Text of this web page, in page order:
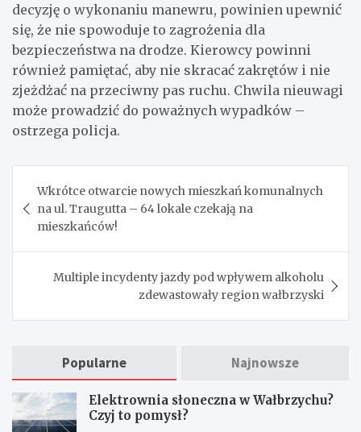
decyzję o wykonaniu manewru, powinien upewnić
się, że nie spowoduje to zagrożenia dla
bezpieczeństwa na drodze. Kierowcy powinni
również pamiętać, aby nie skracać zakrętów i nie
zjeżdżać na przeciwny pas ruchu. Chwila nieuwagi
może prowadzić do poważnych wypadków –
ostrzega policja.
wpisu
Wkrótce otwarcie nowych mieszkań komunalnych
na ul. Traugutta – 64 lokale czekają na
mieszkańców!
Multiple incydenty jazdy pod wpływem alkoholu
zdewastowały region wałbrzyski
Popularne Najnowsze
Elektrownia słoneczna w Wałbrzychu?
Czyj to pomysł?